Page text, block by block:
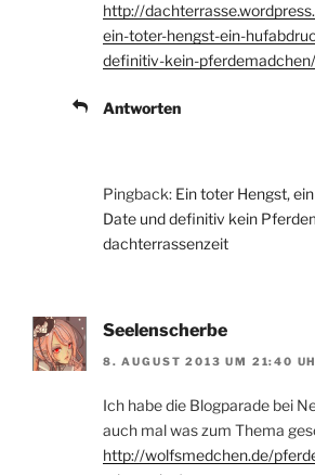
http://
ein-toter-hengst-ein-
definitiv-kein-pferdemadchen/
Antworten
Pingback: Ein toter Hengst,
Date und definitiv kein
dachterrassenzeit
Seelenscherbe
8. AUGUST 2013 UM 21:40
Ich habe die Blogparade bei
auch mal was zum Thema
http://wolfsmedchen.de/